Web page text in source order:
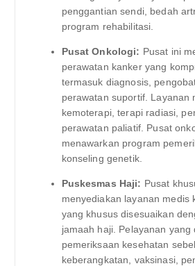
penggantian sendi, bedah
program rehabilitasi.
Pusat Onkologi: Pusat ini
perawatan kanker yang
termasuk diagnosis,
perawatan suportif. Layanan
kemoterapi, terapi radiasi,
perawatan paliatif. Pusat
menawarkan program
konseling genetik.
Puskesmas Haji: Pusat
menyediakan layanan medis
yang khusus disesuaikan
jamaah haji. Pelayanan
pemeriksaan kesehatan
keberangkatan, vaksinasi,